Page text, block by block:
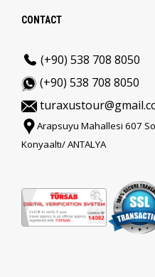
CONTACT
(+90) 538 708 8050
(+90) 538 708 8050
Arapsuyu Mahallesi 607
Konyaaltı/ ANTALYA